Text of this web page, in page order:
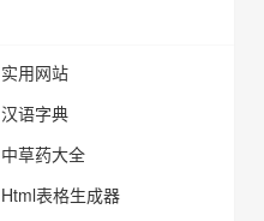
实用网站
汉语字典
中草药大全
Html表格生成器